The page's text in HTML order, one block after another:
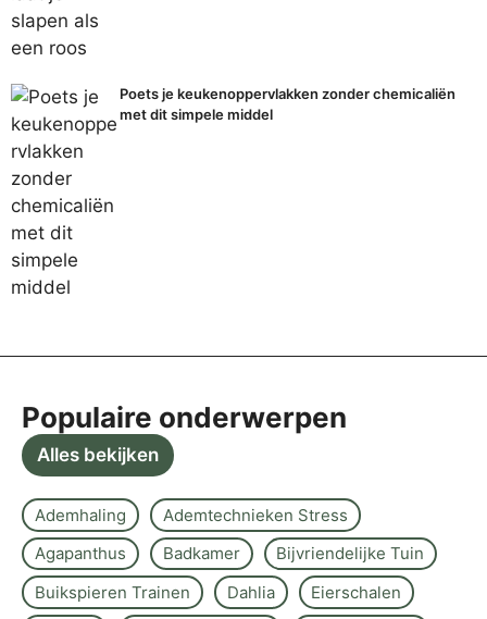
Poets je keukenoppervlakken zonder chemicaliën
met dit simpele middel
Populaire onderwerpen
Alles bekijken
Ademhaling
Ademtechnieken Stress
Agapanthus
Badkamer
Bijvriendelijke Tuin
Buikspieren Trainen
Dahlia
Eierschalen